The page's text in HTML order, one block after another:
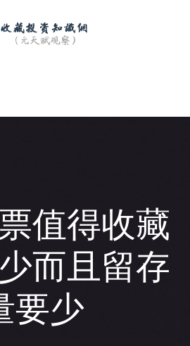
值得收藏
而且留存
要少